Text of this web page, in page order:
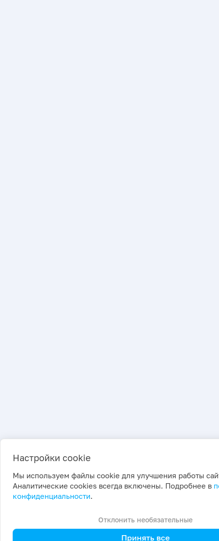
Настройки cookie
Мы используем файлы cookie для улучшения работы
Аналитические cookies всегда включены. Подробнее в
конфиденциальности.
Отклонить необязательные
Принять все